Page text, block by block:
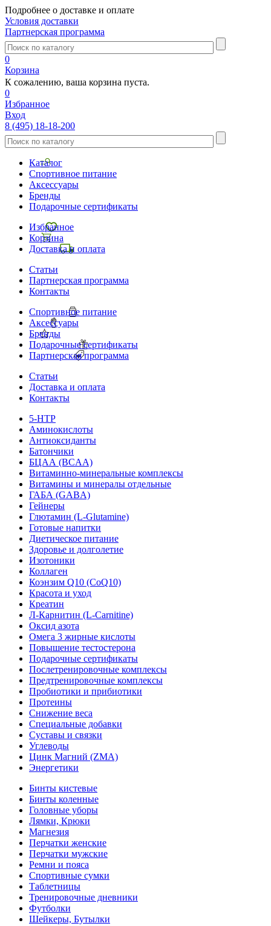
Подробнее о доставке и оплате
Условия доставки
Партнерская программа
0
Корзина
К сожалению, ваша корзина пуста.
0
Избранное
Вход
8 (495) 18-18-200
Каталог
Спортивное питание
Аксессуары
Бренды
Подарочные сертификаты
Избранное
Корзина
Доставка и оплата
Статьи
Партнерская программа
Контакты
Спортивное питание
Аксессуары
Бренды
Подарочные сертификаты
Партнерская программа
Статьи
Доставка и оплата
Контакты
5-HTP
Аминокислоты
Антиоксиданты
Батончики
БЦАА (BCAA)
Витаминно-минеральные комплексы
Витамины и минералы отдельные
ГАБА (GABA)
Гейнеры
Глютамин (L-Glutamine)
Готовые напитки
Диетическое питание
Здоровье и долголетие
Изотоники
Коллаген
Коэнзим Q10 (CoQ10)
Красота и уход
Креатин
Л-Карнитин (L-Сarnitine)
Оксид азота
Омега 3 жирные кислоты
Повышение тестостерона
Подарочные сертификаты
Послетренировочные комплексы
Предтренировочные комплексы
Пробиотики и прибиотики
Протеины
Снижение веса
Специальные добавки
Суставы и связки
Углеводы
Цинк Магний (ZMA)
Энергетики
Бинты кистевые
Бинты коленные
Головные уборы
Лямки, Крюки
Магнезия
Перчатки женские
Перчатки мужские
Ремни и пояса
Спортивные сумки
Таблетницы
Тренировочные дневники
Футболки
Шейкеры, Бутылки